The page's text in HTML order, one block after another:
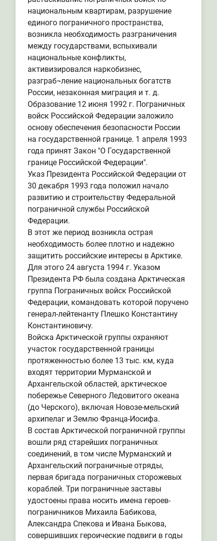
национальным квартирам, разрушение
единого пограничного пространства,
возникла необходимость разграничения
между государствами, вспыхивали
национальные конфликты,
активизировался наркобизнес,
разграб¬ление национальных богатств
России, незаконная миграция и т. д.
Образование 12 июня 1992 г. Пограничных
войск Российской Федерации заложило
основу обеспечения безопасности России
на государственной границе. 1 апреля 1993
года принят Закон "О Государственной
границе Российской Федерации".
Указ Президента Российской Федерации от
30 декабря 1993 года положил начало
развитию и строительству Федеральной
пограничной службы Российской
Федерации.
В этот же период возникла острая
необходимость более плотно и надежно
защитить российские интересы в Арктике.
Для этого 24 августа 1994 г. Указом
Президента РФ была создана Арктическая
группа Пограничных войск Российской
Федерации, командовать которой поручено
генерал-лейтенанту Плешко Константину
Константиновичу.
Войска Арктической группы охраняют
участок государственной границы
протяженностью более 13 тыс. км, куда
входят территории Мурманской и
Архангельской областей, арктическое
побережье Северного Ледовитого океана
(до Черского), включая Новозе-мельский
архипелаг и Землю Франца-Иосифа.
В состав Арктической пограничной группы
вошли ряд старейших пограничных
соединений, в том числе Мурманский и
Архангельский пограничные отряды,
первая бригада пограничных сторожевых
кораблей. Три пограничные заставы
удостоены права носить имена героев-
пограничников Михаила Бабикова,
Александра Спекова и Ивана Быкова,
совершивших героические подвиги в годы